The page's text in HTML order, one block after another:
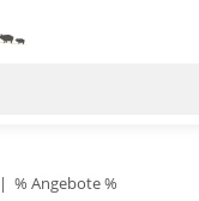
% Angebote %